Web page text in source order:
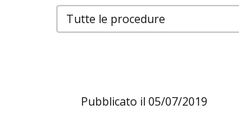
Facet Procedure Bandi
Pubblicato il 05/07/2019